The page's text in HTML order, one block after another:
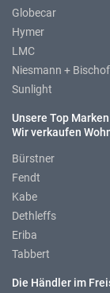
Globecar
Hymer
LMC
Niesmann +
Sunlight
Unsere Top
Wir verkaufen
Bürstner
Fendt
Kabe
Dethleffs
Eriba
Tabbert
Die Händler im